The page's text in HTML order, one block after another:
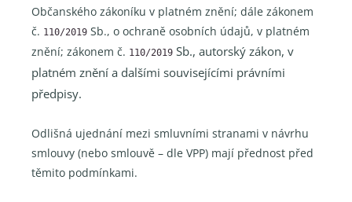
Občanského zákoníku v platném znění; dále zákonem
č. 110/2019 Sb., o ochraně osobních údajů, v platném
znění; zákonem č. 110/2019 Sb., autorský zákon, v
platném znění a dalšími souvisejícími právními
předpisy.
Odlišná ujednání mezi smluvními stranami v návrhu
smlouvy (nebo smlouvě – dle VPP) mají přednost před
těmito podmínkami.